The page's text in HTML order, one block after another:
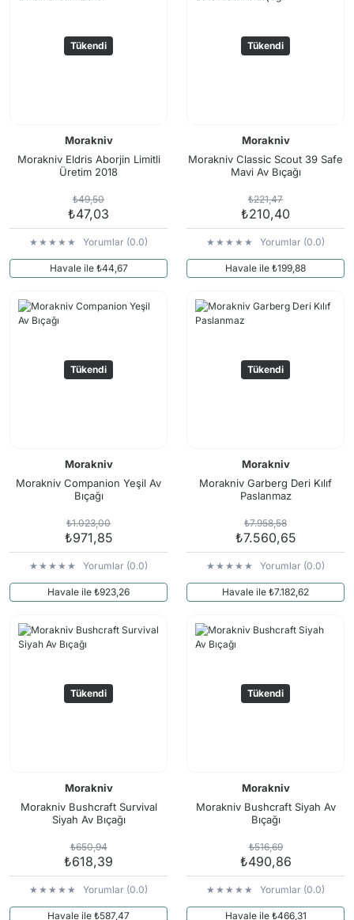
Tükendi
Morakniv
Morakniv Eldris Aborjin Limitli
Üretim 2018
₺49,50
₺47,03
Yorumlar (0.0)
Havale ile ₺44,67
Tükendi
Morakniv
Morakniv Classic Scout 39 Safe
Mavi Av Bıçağı
₺221,47
₺210,40
Yorumlar (0.0)
Havale ile ₺199,88
Tükendi
Morakniv
Morakniv Companion Yeşil Av
Bıçağı
₺1.023,00
₺971,85
Yorumlar (0.0)
Havale ile ₺923,26
Tükendi
Morakniv
Morakniv Garberg Deri Kılıf
Paslanmaz
₺7.958,58
₺7.560,65
Yorumlar (0.0)
Havale ile ₺7.182,62
Tükendi
Morakniv
Morakniv Bushcraft Survival
Siyah Av Bıçağı
₺650,94
₺618,39
Yorumlar (0.0)
Havale ile ₺587,47
Tükendi
Morakniv
Morakniv Bushcraft Siyah Av
Bıçağı
₺516,69
₺490,86
Yorumlar (0.0)
Havale ile ₺466,31